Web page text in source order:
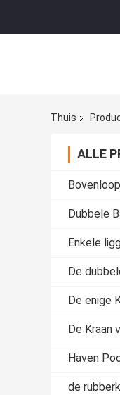
Thuis
ALLE
Dubbele
Enkele
De
De enige
De Kraan
Haven
de